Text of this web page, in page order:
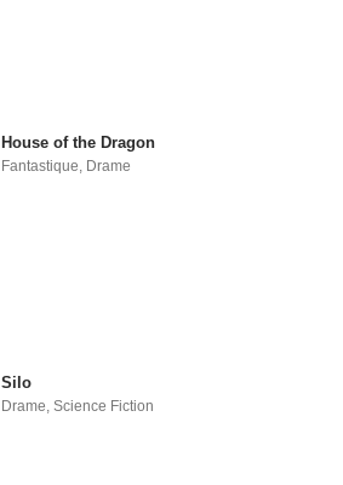
House of the Dragon
Fantastique Drame
Silo
Drame,Science Fiction